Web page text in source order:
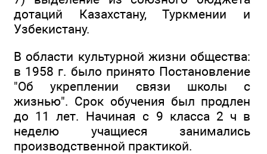
дотаций Казахстану, Туркмении и
Узбекистану.
В области культурной жизни общества:
в 1958 г. было принято Постановление
"Об укреплении связи школы с
жизнью". Срок обучения был продлен
до 11 лет. Начиная с 9 класса 2 ч в
неделю учащиеся занимались
производственной практикой.